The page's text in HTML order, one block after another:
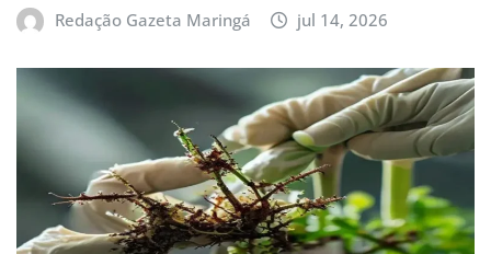
Redação Gazeta Maringá jul 14, 2026